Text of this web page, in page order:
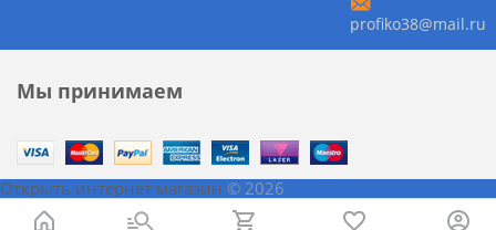
profiko38@mail.ru
Мы принимаем
Открыть интернет магазин © 2026